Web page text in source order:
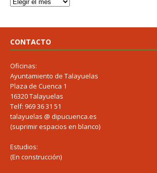
CONTACTO
Oficinas:
Ayuntamiento de Talayuelas
Plaza de Cuenca 1
16320 Talayuelas
Telf: 969 36 31 51
talayuelas @ dipucuenca.es
(suprimir espacios en blanco)
Estudios:
(En construcción)